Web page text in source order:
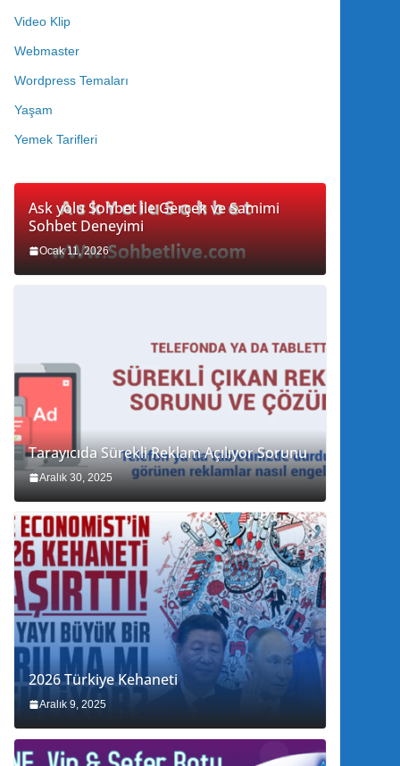
Video Klip
Webmaster
Wordpress Temaları
Yaşam
Yemek Tarifleri
Ask yolu Sohbet ile Gerçek ve Samimi
Sohbet Deneyimi
Ocak 11, 2026
Tarayıcıda Sürekli Reklam Açılıyor Sorunu
Aralık 30, 2025
2026 Türkiye Kehaneti
Aralık 9, 2025